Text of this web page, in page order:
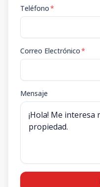
Teléfono*
Correo Electrónico*
Mensaje